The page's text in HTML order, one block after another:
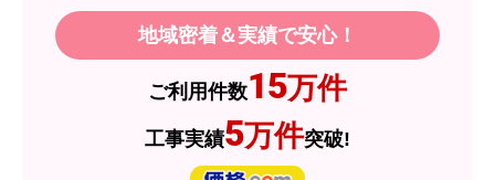
2026年7月3日 19:01
欲しい商品をスムーズに注文できましたか？
地域密着＆実績で安心！
ご利用件数15万件
工事実績5万件突破!